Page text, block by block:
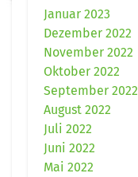
Januar 2023
Dezember 2022
November 2022
Oktober 2022
September 2022
August 2022
Juli 2022
Juni 2022
Mai 2022